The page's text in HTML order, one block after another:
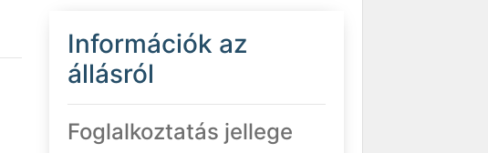
Információk az
állásról
Foglalkoztatás jellege